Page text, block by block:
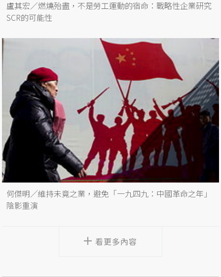
盧其宏／燃燒殆盡，不是勞工運動的宿命：戰略性企業研究
SCR的可能性
何傑明／維持未竟之業，避免「一九四九：中國革命之年」
陰影重演
看更多內容